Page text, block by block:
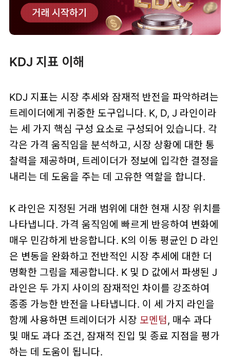
KDJ 지표 이해
KDJ 지표는 시장 추세와 잠재적 반전을 파악하려는
트레이더에게 귀중한 도구입니다. K, D, J 라인이라
는 세 가지 핵심 구성 요소로 구성되어 있습니다. 각
각은 가격 움직임을 분석하고, 시장 상황에 대한 통
찰력을 제공하며, 트레이더가 정보에 입각한 결정을
내리는 데 도움을 주는 데 고유한 역할을 합니다.
K 라인은 지정된 거래 범위에 대한 현재 시장 위치를
나타냅니다. 가격 움직임에 빠르게 반응하여 변화에
매우 민감하게 반응합니다. K의 이동 평균인 D 라인
은 변동을 완화하고 전반적인 시장 추세에 대한 더
명확한 그림을 제공합니다. K 및 D 값에서 파생된 J
라인은 두 가지 사이의 잠재적인 차이를 강조하여
종종 가능한 반전을 나타냅니다. 이 세 가지 라인을
함께 사용하면 트레이더가 시장 모멘텀, 매수 과다
및 매도 과다 조건, 잠재적 진입 및 종료 지점을 평가
하는 데 도움이 됩니다.